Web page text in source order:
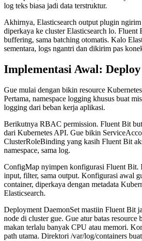
log teks biasa jadi data terstruktur.
Akhirnya, Elasticsearch output plugin
diperkaya ke cluster Elasticsearch lo. Fluent
buffering, sama batching otomatis. Kalo
sementara, logs ngantri dan dikirim pas
Implementasi Awal:
Gue mulai dengan bikin resource
Pertama, namespace logging khusus buat
logging dari beban kerja aplikasi.
Berikutnya RBAC permission. Fluent Bit
dari Kubernetes API. Gue bikin
ClusterRoleBinding yang kasih Fluent Bit
namespace, sama log.
ConfigMap nyimpen konfigurasi Fluent Bit.
input, filter, sama output. Konfigurasi awal
container, diperkaya dengan metadata
Elasticsearch.
Deployment DaemonSet mastiin Fluent Bit
node di cluster gue. Gue atur batas resource
makan terlalu banyak CPU atau memori.
path utama. Direktori /var/log/containers